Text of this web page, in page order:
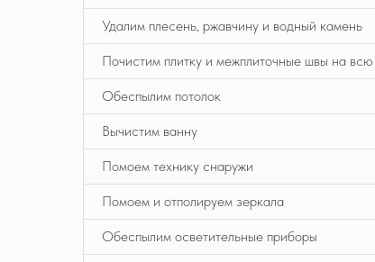
Удалим плесень, ржавчину и водный камень
Почистим плитку и межплиточные швы на
Обеспылим потолок
Вычистим ванну
Помоем технику снаружи
Помоем и отполируем зеркала
Обеспылим осветительные приборы